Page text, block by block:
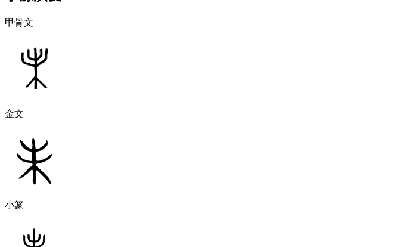
甲骨文
金文
小篆